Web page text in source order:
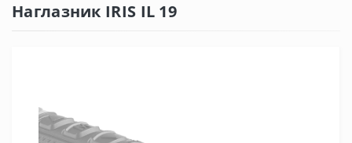
Наглазник IRIS IL 19